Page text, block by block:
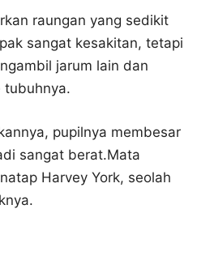
raungan yang sedikit
sangat kesakitan, tetapi
jarum lain dan
tubuhnya.
pupilnya membesar
sangat berat.Mata
Harvey York, seolah